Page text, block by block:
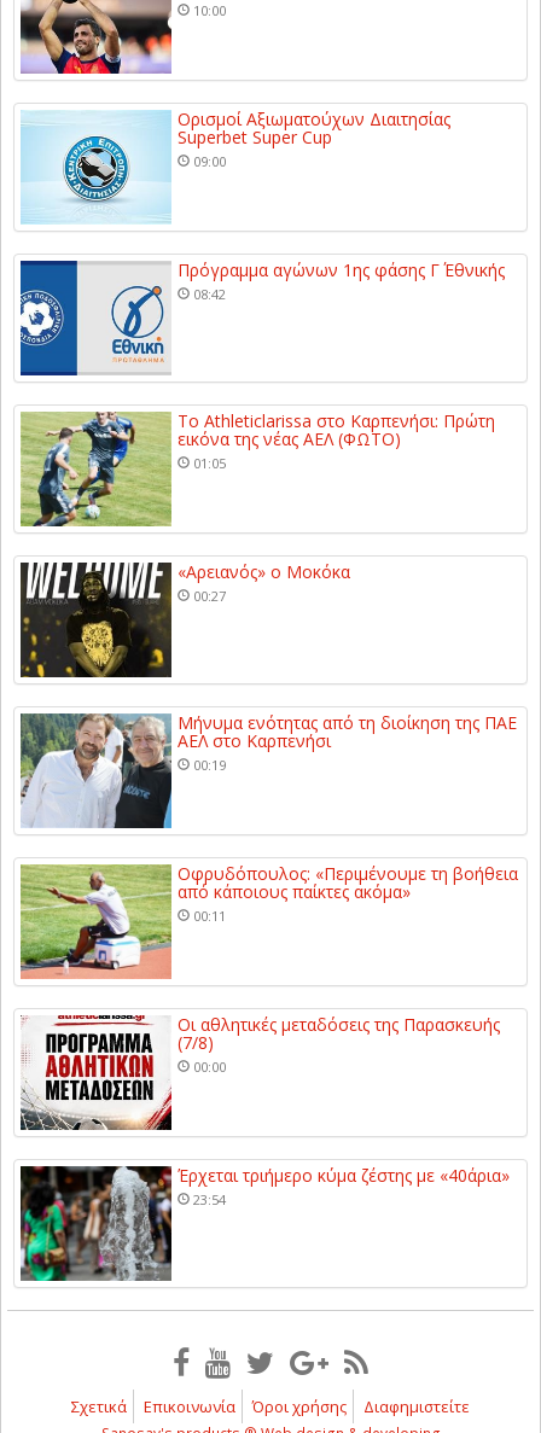
10:00
Ορισμοί Αξιωματούχων Διαιτησίας
Superbet Super Cup
09:00
Πρόγραμμα αγώνων 1ης φάσης Γ΄ Εθνικής
08:42
Το Athleticlarissa στο Καρπενήσι: Πρώτη
εικόνα της νέας ΑΕΛ (ΦΩΤΟ)
01:05
«Αρειανός» ο Μοκόκα
00:27
Μήνυμα ενότητας από τη διοίκηση της ΠΑΕ
ΑΕΛ στο Καρπενήσι
00:19
Οφρυδόπουλος: «Περιμένουμε τη βοήθεια
από κάποιους παίκτες ακόμα»
00:11
Οι αθλητικές μεταδόσεις της Παρασκευής
(7/8)
00:00
Έρχεται τριήμερο κύμα ζέστης με «40άρια»
23:54
Σχετικά Επικοινωνία Όροι χρήσης Διαφημιστείτε